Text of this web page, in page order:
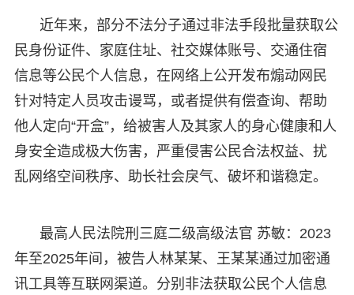
近年来，部分不法分子通过非法手段批量获取公
民身份证件、家庭住址、社交媒体账号、交通住宿
信息等公民个人信息，在网络上公开发布煽动网民
针对特定人员攻击谩骂，或者提供有偿查询、帮助
他人定向“开盒”，给被害人及其家人的身心健康和人
身安全造成极大伤害，严重侵害公民合法权益、扰
乱网络空间秩序、助长社会戾气、破坏和谐稳定。
最高人民法院刑三庭二级高级法官 苏敏：2023
年至2025年间，被告人林某某、王某某通过加密通
讯工具等互联网渠道。分别非法获取公民个人信息